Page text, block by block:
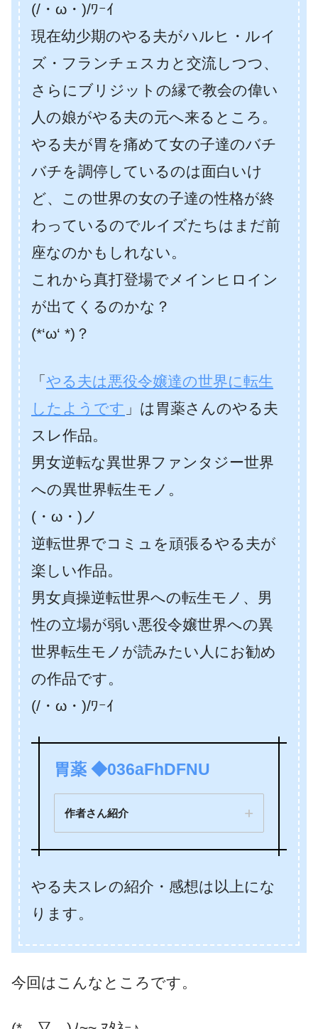
(/・ω・)/ﾜｰｲ
現在幼少期のやる夫がハルヒ・ルイ
ズ・フランチェスカと交流しつつ、
さらにブリジットの縁で教会の偉い
人の娘がやる夫の元へ来るところ。
やる夫が胃を痛めて女の子達のバチ
バチを調停しているのは面白いけ
ど、この世界の女の子達の性格が終
わっているのでルイズたちはまだ前
座なのかもしれない。
これから真打登場でメインヒロイン
が出てくるのかな？
(*‘ω‘ *)？
「 やる夫は悪役令嬢達の世界に転生
したようです 」は胃薬さんのやる夫
スレ作品。
男女逆転な異世界ファンタジー世界
への異世界転生モノ。
(・ω・)ノ
逆転世界でコミュを頑張るやる夫が
楽しい作品。
男女貞操逆転世界への転生モノ、男
性の立場が弱い悪役令嬢世界への異
世界転生モノが読みたい人にお勧め
の作品です。
(/・ω・)/ﾜｰｲ
胃薬 ◆036aFhDFNU
作者さん紹介
やる夫スレの紹介・感想は以上にな
ります。
今回はこんなところです。